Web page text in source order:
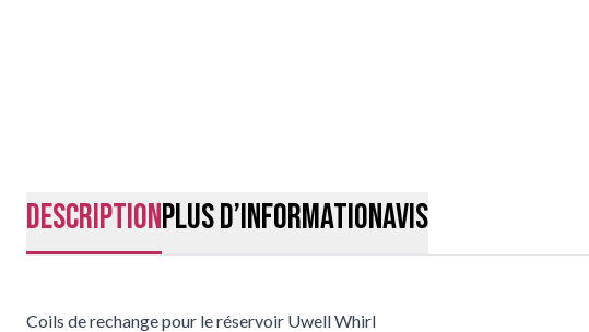
DescriptionPlus d’informationAvis
Coils de rechange pour le réservoir Uwell Whirl